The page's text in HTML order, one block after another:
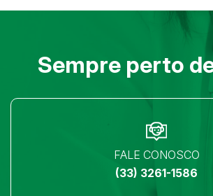
Sempre perto
FALE CONOSCO
(33) 3261-1586